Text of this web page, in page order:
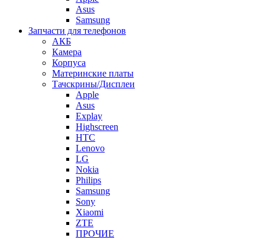
Asus
Samsung
Запчасти для телефонов
АКБ
Камера
Корпуса
Материнские платы
Тачскрины/Дисплеи
Apple
Asus
Explay
Highscreen
HTC
Lenovo
LG
Nokia
Philips
Samsung
Sony
Xiaomi
ZTE
ПРОЧИЕ